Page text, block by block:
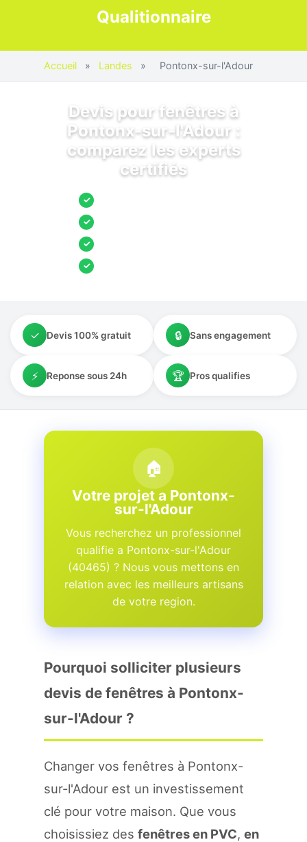
Qualitionnaire
Accueil » Landes » Pontonx-sur-l'Adour
Devis pour fenêtres à
Pontonx-sur-l'Adour :
comparez les experts
certifiés
✓
✓
✓
✓
✓ Devis 100% gratuit 🔒 Sans engagement
⚡ Reponse sous 24h 🏆 Pros qualifies
🏠
Votre projet a Pontonx-
sur-l'Adour
Vous recherchez un professionnel
qualifie a Pontonx-sur-l'Adour
(40465) ? Nous vous mettons en
relation avec les meilleurs artisans
de votre region.
Pourquoi solliciter plusieurs
devis de fenêtres à Pontonx-
sur-l'Adour ?
Changer vos fenêtres à Pontonx-
sur-l'Adour est un investissement
clé pour votre maison. Que vous
choisissiez des fenêtres en PVC, en